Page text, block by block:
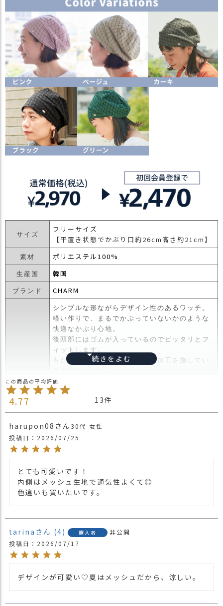
サイズ
フリーサイズ
【平置き状態でかぶり口約26cm高さ約21cm】
素材 ポリエステル100%
生産国 韓国
ブランド CHARM
シンプルな形ながらデザイン性のあるワッチ。
軽い作りで、まるでかぶっていないかのような
快適なかぶり心地。
後頭部にはゴムが入っているのでピッタリとフ
ィットします。
もたつきやすい後頭部もタック加工を施してい
生地を後ろにたぐらせてボリュームを出すよう
にかぶったり、耳まですっぽり覆ってかぶった
りなど色々なかぶり方ができます。
真夏でも快適にかぶれるのがメッシュ素材のい
いところですね。
※1点1点ハンドメイドになりますので、入荷時
期により色合い等、異なります。
注意点
などでぬれた時は他の衣料等に移染する場合が
ございますのでお気を付け下さい。
・多少実際のカラーと異なる場合がございま
関連商品
他の人気ニット帽はこちら
他の人気ビックワッチは
【カラー バリエーション】
・カーキ 緑色 KHAKI
・ベージュ 薄茶色 BEIGE
4.77 13
harupon08 30代 女性
投稿日
2026/07/25
とても可愛いです！
内側はメッシュ生地で通気性よくて◎
色違いも買いたいです。
tarina 4 購入者
非公開
投稿日
2026/07/17
デザインが可愛い♡夏はメッシュだから、涼しい。